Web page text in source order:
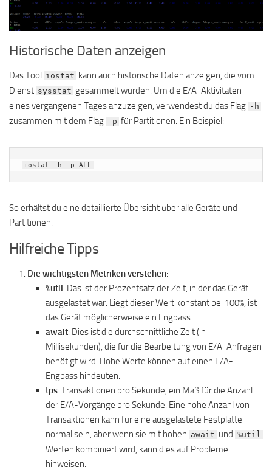
Historische Daten anzeigen
Das Tool iostat kann auch historische Daten anzeigen, die vom
Dienst sysstat gesammelt wurden. Um die E/A-Aktivitäten
eines vergangenen Tages anzuzeigen, verwendest du das Flag -h
zusammen mit dem Flag -p für Partitionen. Ein Beispiel:
iostat -h -p ALL
So erhältst du eine detaillierte Übersicht über alle Geräte und
Partitionen.
Hilfreiche Tipps
Die wichtigsten Metriken verstehen:
%util: Das ist der Prozentsatz der Zeit, in der das Gerät
ausgelastet war. Liegt dieser Wert konstant bei 100%, ist
das Gerät möglicherweise ein Engpass.
await: Dies ist die durchschnittliche Zeit (in
Millisekunden), die für die Bearbeitung von E/A-Anfragen
benötigt wird. Hohe Werte können auf einen E/A-
Engpass hindeuten.
tps: Transaktionen pro Sekunde, ein Maß für die Anzahl
der E/A-Vorgänge pro Sekunde. Eine hohe Anzahl von
Transaktionen kann für eine ausgelastete Festplatte
normal sein, aber wenn sie mit hohen await und %util
Werten kombiniert wird, kann dies auf Probleme
hinweisen.